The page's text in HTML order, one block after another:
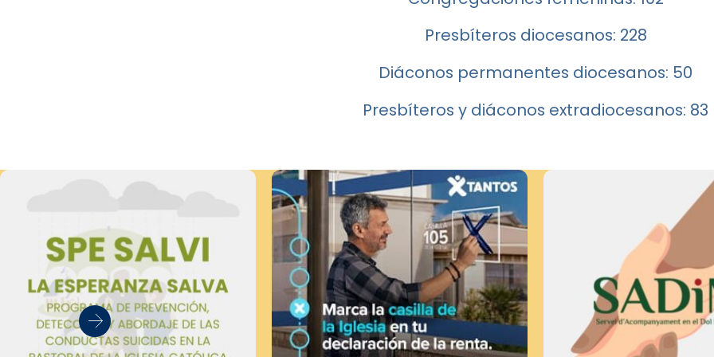
Presbíteros diocesanos: 228
Diáconos permanentes diocesanos: 50
Presbíteros y diáconos extradiocesanos: 83